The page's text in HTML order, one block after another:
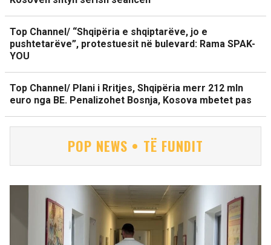
Top Channel/ “Shqipëria e shqiptarëve, jo e
pushtetarëve”, protestuesit në bulevard: Rama SPAK-
YOU
Top Channel/ Plani i Rritjes, Shqipëria merr 212 mln
euro nga BE. Penalizohet Bosnja, Kosova mbetet pas
POP NEWS • TË FUNDIT